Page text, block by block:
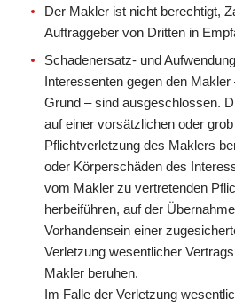
Der Makler ist nicht berechtigt,
Auftraggeber von Dritten in
Schadenersatz- und
Interessenten gegen den
Grund – sind ausgeschlossen.
auf einer vorsätzlichen oder
Pflichtverletzung des Maklers
oder Körperschäden des
vom Makler zu vertretenden
herbeiführen, auf der
Vorhandensein einer
Verletzung wesentlicher
Makler beruhen.
Im Falle der Verletzung